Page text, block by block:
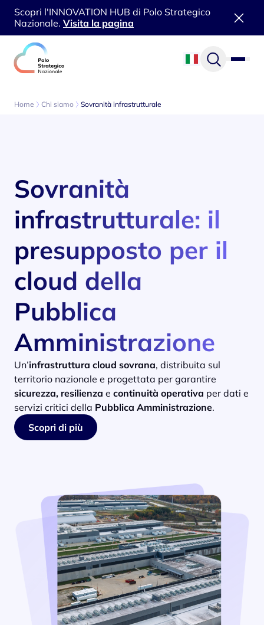
Vai al contenuto
Scopri l'INNOVATION HUB di Polo Strategico
Nazionale. Visita la pagina
Home Chi siamo Sovranità infrastrutturale
Sovranità
infrastrutturale: il
presupposto per il
cloud della
Pubblica
Amministrazione
Un’infrastruttura cloud sovrana, distribuita sul
territorio nazionale e progettata per garantire
sicurezza, resilienza e continuità operativa per dati e
servizi critici della Pubblica Amministrazione.
Scopri di più